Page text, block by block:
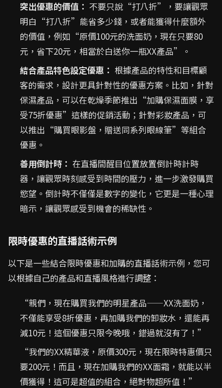
突出優惠的價值： 不要只說“打八折”，要讓觀眾
明白“打八折”能省多少錢，或者能獲得什麼額外
的價值，例如“原價100元的洗面奶，現在只要80
元，省下20元，相當於白送你一瓶XX產品”。
結合產品特色設定優惠： 根據產品的特性和目標顧
客的需求，設計更具針對性的優惠方案。比如，針對
保濕產品，可以在乾燥季節推出“加購保濕面膜，享
受75折優惠”這樣的促銷活動；針對彩妝產品，可
以推出“購買眼影盤，贈送同系列眼線筆”等組合
優惠。
善用倒計時： 在直播間醒目位置放置倒計時計時
器，讓觀眾時刻感受到時間的壓力，進一步激發購買
慾望。倒計時不僅僅是數字的變化，它更是一種心理
暗示，讓觀眾感受到機會的稀缺性。
限時優惠的直播話術示例
以下是一些結合限時優惠和加購的直播話術示例，您可
以根據自己的產品和直播風格進行調整：
“親們，現在購買我們的明星產品——XX洗面奶，
不僅能享受8折優惠，再加購我們的卸妝水，還能再
減10元！這個優惠只限今晚哦，錯過就沒有了！”
“我們的XX精華液，原價300元，現在限時特惠價只
要200元！而且，現在加購我們的XX面霜，就能以半
價獲得！這可是超值的組合，絕對物超所值！”